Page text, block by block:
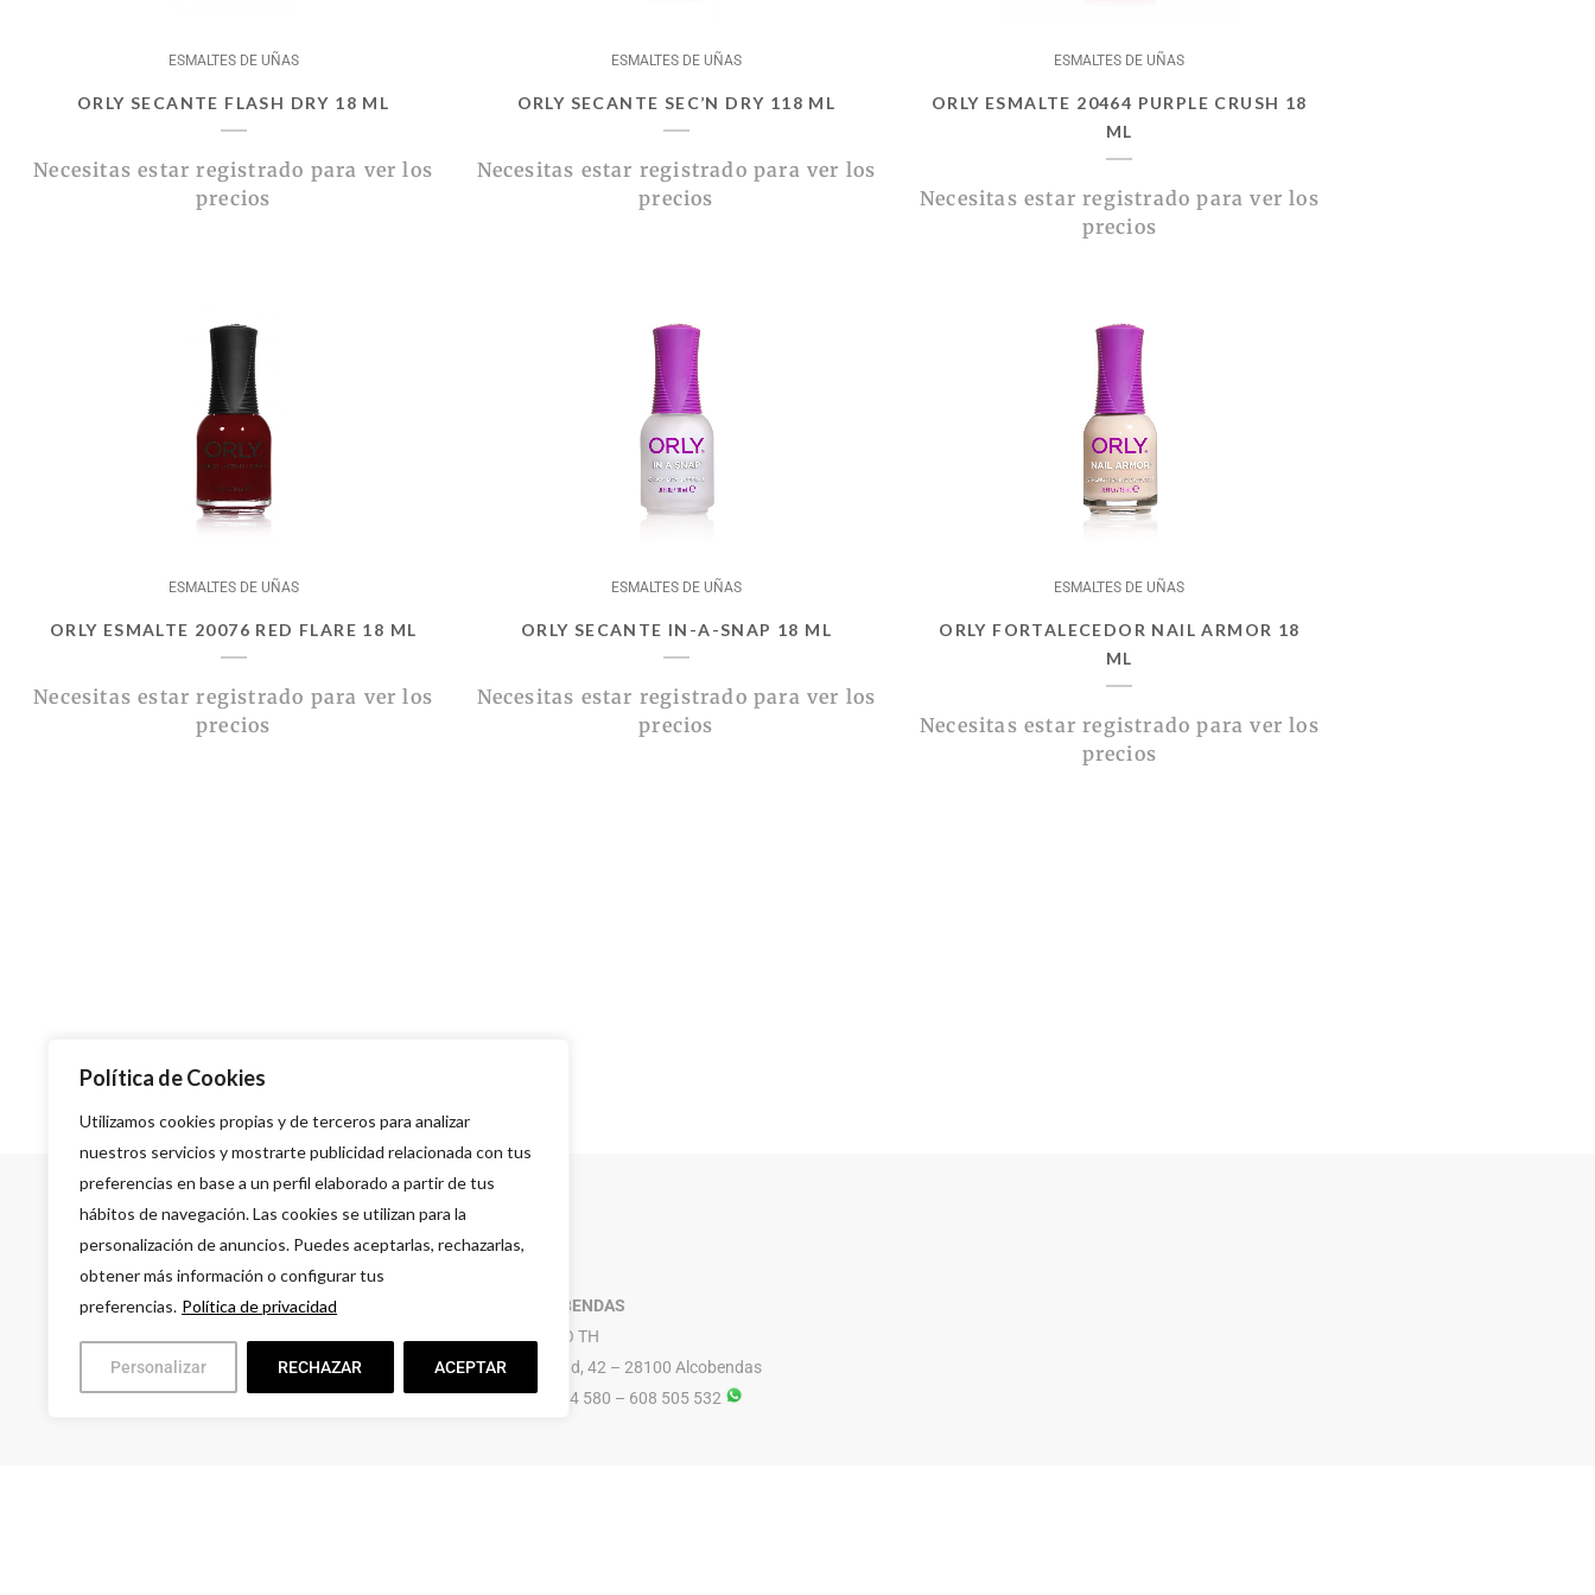
Política de Cookies
Utilizamos cookies propias y de terceros para analizar
nuestros servicios y mostrarte publicidad relacionada con tus
preferencias en base a un perfil elaborado a partir de tus
hábitos de navegación. Las cookies se utilizan para la
personalización de anuncios. Puedes aceptarlas, rechazarlas,
obtener más información o configurar tus
preferencias. Política de privacidad
Personalizar RECHAZAR ACEPTAR
ESMALTES DE UÑAS
ORLY SECANTE FLASH DRY 18 ML
Necesitas estar registrado para ver los
precios
ESMALTES DE UÑAS
ORLY SECANTE SEC’N DRY 118 ML
Necesitas estar registrado para ver los
precios
ESMALTES DE UÑAS
ORLY ESMALTE 20464 PURPLE CRUSH 18
ML
Necesitas estar registrado para ver los
precios
ESMALTES DE UÑAS
ORLY ESMALTE 20076 RED FLARE 18 ML
Necesitas estar registrado para ver los
precios
ESMALTES DE UÑAS
ORLY SECANTE IN-A-SNAP 18 ML
Necesitas estar registrado para ver los
precios
ESMALTES DE UÑAS
ORLY FORTALECEDOR NAIL ARMOR 18
ML
Necesitas estar registrado para ver los
precios
ALCOBENDAS
GRUPO TH
Libertad, 42 – 28100 Alcobendas
916 614 580 – 608 505 532